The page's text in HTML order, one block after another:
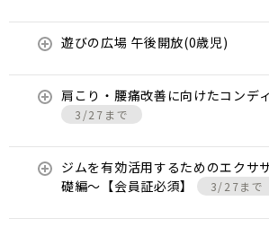
遊びの広場 午後開放(0歳児)
肩こり・腰痛改善に向けたコンデ
3/27まで
ジムを有効活用するためのエクサ
礎編〜【会員証必須】
3/27まで